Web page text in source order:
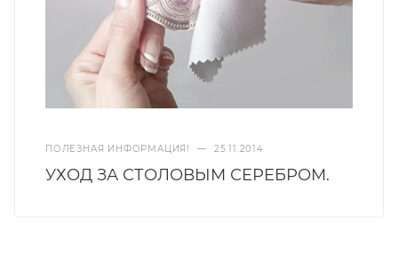
ПОЛЕЗНАЯ ИНФОРМАЦИЯ! — 25.11.2014
УХОД ЗА СТОЛОВЫМ СЕРЕБРОМ.